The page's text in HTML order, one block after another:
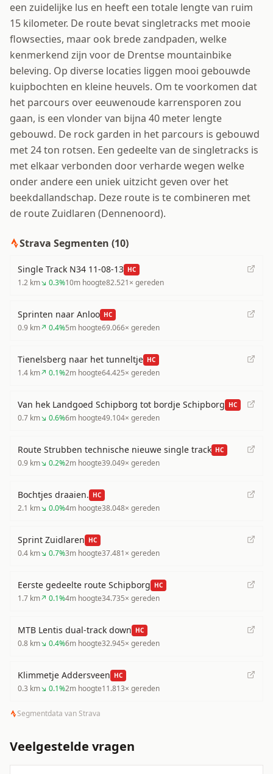
een zuidelijke lus en heeft een totale lengte van ruim
15 kilometer. De route bevat singletracks met mooie
flowsecties, maar ook brede zandpaden, welke
kenmerkend zijn voor de Drentse mountainbike
beleving. Op diverse locaties liggen mooi gebouwde
kuipbochten en kleine heuvels. Om te voorkomen dat
het parcours over eeuwenoude karrensporen zou
gaan, is een vlonder van bijna 40 meter lengte
gebouwd. De rock garden in het parcours is gebouwd
met 24 ton rotsen. Een gedeelte van de singletracks is
met elkaar verbonden door verharde wegen welke
onder andere een uniek uitzicht geven over het
beekdallandschap. Deze route is te combineren met
de route Zuidlaren (Dennenoord).
Strava Segmenten (10)
Single Track N34 11-08-13 HC
1.2 km↘ 0.3%10m hoogte82.521× gereden
Sprinten naar Anloo HC
0.9 km↗ 0.4%5m hoogte69.066× gereden
Tienelsberg naar het tunneltje HC
1.4 km↗ 0.1%2m hoogte64.425× gereden
Van hek Landgoed Schipborg tot bordje Schipborg HC
0.7 km↘ 0.6%6m hoogte49.104× gereden
Route Strubben technische nieuwe single track HC
0.9 km↘ 0.2%2m hoogte39.049× gereden
Bochtjes draaien. HC
2.1 km↘ 0.0%4m hoogte38.048× gereden
Sprint Zuidlaren HC
0.4 km↘ 0.7%3m hoogte37.481× gereden
Eerste gedeelte route Schipborg HC
1.7 km↗ 0.1%4m hoogte34.735× gereden
MTB Lentis dual-track down HC
0.8 km↘ 0.4%6m hoogte32.945× gereden
Klimmetje Addersveen HC
0.3 km↘ 0.1%2m hoogte11.813× gereden
Segmentdata van Strava
Veelgestelde vragen